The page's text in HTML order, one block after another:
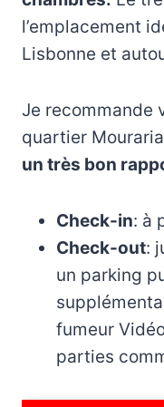
l’emplacement
Lisbonne et
Je recommande
quartier
un très bon
Check-in: à
Check-out:
un parking
fumeur
parties